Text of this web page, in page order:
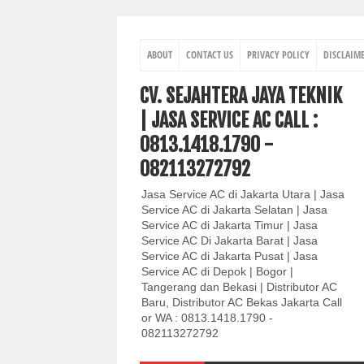
ABOUT CONTACT US PRIVACY POLICY
CV. SEJAHTERA JAYA TEKNIK
| JASA SERVICE AC CALL :
0813.1418.1790 -
082113272792
Jasa Service AC di Jakarta Utara | Jasa
Service AC di Jakarta Selatan | Jasa
Service AC di Jakarta Timur | Jasa
Service AC Di Jakarta Barat | Jasa
Service AC di Jakarta Pusat | Jasa
Service AC di Depok | Bogor |
Tangerang dan Bekasi | Distributor AC
Baru, Distributor AC Bekas Jakarta Call
or WA : 0813.1418.1790 -
082113272792